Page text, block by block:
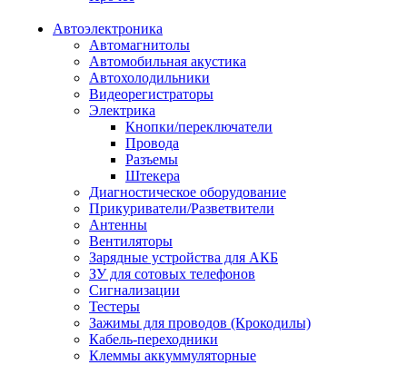
Автоэлектроника
Автомагнитолы
Автомобильная акустика
Автохолодильники
Видеорегистраторы
Электрика
Кнопки/переключатели
Провода
Разъемы
Штекера
Диагностическое оборудование
Прикуриватели/Разветвители
Антенны
Вентиляторы
Зарядные устройства для АКБ
ЗУ для сотовых телефонов
Сигнализации
Тестеры
Зажимы для проводов (Крокодилы)
Кабель-переходники
Клеммы аккуммуляторные